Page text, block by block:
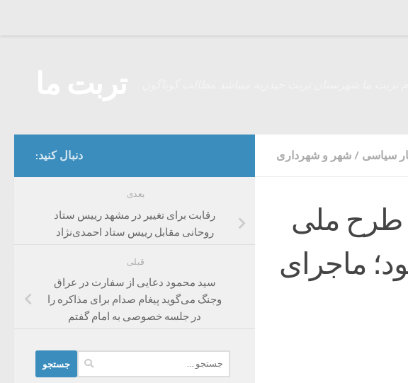
سیاسی / شهر و شهرداری
طرح ملی
ماجرای
دنبال کنید:
بعدی
رقابت برای تغییر در مشهد رییس ستاد
روحانی مقابل رییس ستاد احمدی‌نژاد
قبلی
سید محمود دعایی از سفارت در عراق
وجنگ می‌گوید پیغام صدام برای مذاکره را
در جلسه خصوصی به امام گفتم
برای: